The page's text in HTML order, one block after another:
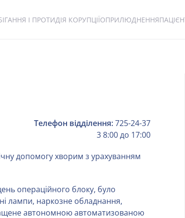
І ПРОТИДІЯ КОРУПЦІЇОПРИЛЮДНЕННЯ
Телефон відділення:725-24-37
3 8:00 до 17:00
допомогу хворим з урахуванням
операційного блоку, було
лампи, наркозне обладнання,
автономною автоматизованою